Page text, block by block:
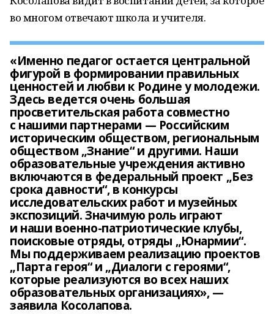
во многом отвечают школа и учителя.
«Именно педагог остается центральной
фигурой в формировании правильных
ценностей и любви к Родине у молодежи.
Здесь ведется очень большая
просветительская работа совместно
с нашими партнерами — Российским
историческим обществом, региональным
обществом „Знание“ и другими. Наши
образовательные учреждения активно
включаются в федеральный проект „Без
срока давности“, в конкурсы
исследовательских работ и музейных
экспозиций. Значимую роль играют
и наши военно-патриотические клубы,
поисковые отряды, отряды „Юнармии“.
Мы поддерживаем реализацию проектов
„Парта героя“ и „Диалоги с героями“,
которые реализуются во всех наших
образовательных организациях», —
заявила Косолапова.